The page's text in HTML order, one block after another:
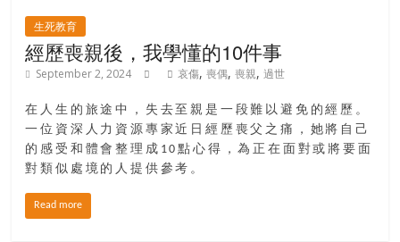
生死教育
經歷喪親後，我學懂的10件事
September 2, 2024 哀傷,喪偶,喪親, 過世
在人生的旅途中，失去至親是一段難以避免的經歷。
一位資深人力資源專家近日經歷喪父之痛，她將自己
的感受和體會整理成10點心得，為正在面對或將要面
對類似處境的人提供參考。
Read more